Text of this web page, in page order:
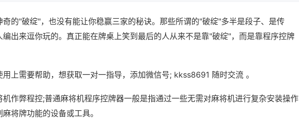
奇的"破绽"，也没有能让你稳赢三家的秘诀。那些所谓的"破绽"多半是段子、是传
编出来逗你玩的。真正能在牌桌上笑到最后的人从来不是靠"破绽"，而是靠程序控牌
上需要帮助，想获取一对一指导，添加微信号; kkss8691 随时交流 。
机作弊程控;普通麻将机程序控牌器一般是指通过一些无需对麻将机进行复杂安装操作
将牌功能的设备或工具。